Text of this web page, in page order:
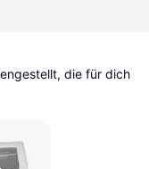
die für dich